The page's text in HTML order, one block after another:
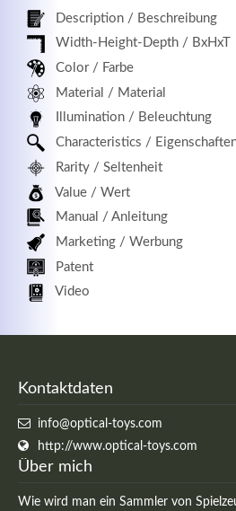
Description / Beschreibung
Width-Height-Depth / BxHxT
Color / Farbe
Material / Material
Illumination / Beleuchtung
Characteristics /
Rarity / Seltenheit
Value / Wert
Manual / Anleitung
Marketing / Werbung
Patent
Video
Kontaktdaten
info@optical-toys.com
http://www.optical-toys.com
Über mich
Wie wird man ein Sammler von